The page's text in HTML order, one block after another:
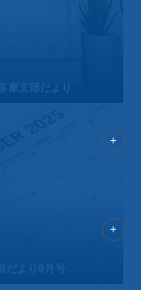
支部だより